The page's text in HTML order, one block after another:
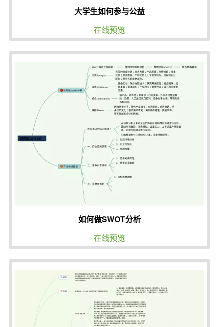
大学生如何参与公益
在线预览
如何做SWOT分析
在线预览